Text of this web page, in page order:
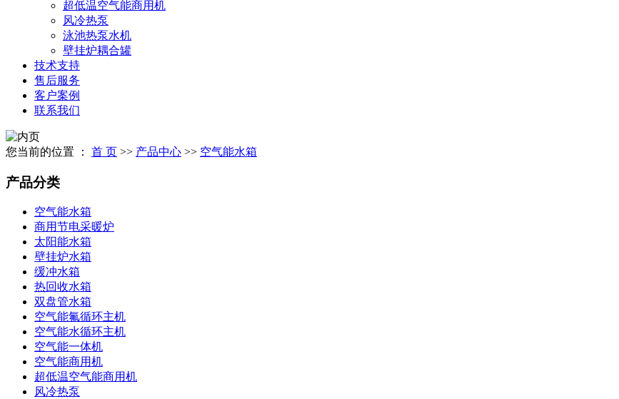
超低温空气能商用机
风冷热泵
泳池热泵水机
壁挂炉耦合罐
技术支持
售后服务
客户案例
联系我们
您当前的位置 ： 首 页 >> 产品中心 >> 空气能水箱
产品分类
空气能水箱
商用节电采暖炉
太阳能水箱
壁挂炉水箱
缓冲水箱
热回收水箱
双盘管水箱
空气能氟循环主机
空气能水循环主机
空气能一体机
空气能商用机
超低温空气能商用机
风冷热泵